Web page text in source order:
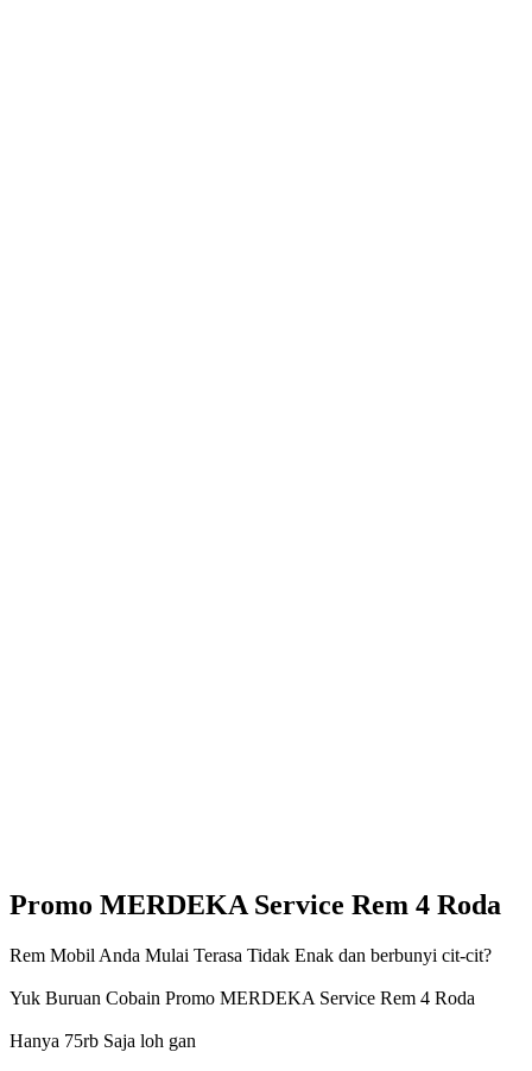
Promo MERDEKA Service Rem 4 Roda
Rem Mobil Anda Mulai Terasa Tidak Enak dan berbunyi cit-cit?
Yuk Buruan Cobain Promo MERDEKA Service Rem 4 Roda
Hanya 75rb Saja loh gan